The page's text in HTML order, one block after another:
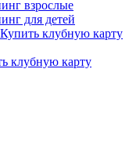
взрослые
для детей
Купить клубную карту
клубную карту